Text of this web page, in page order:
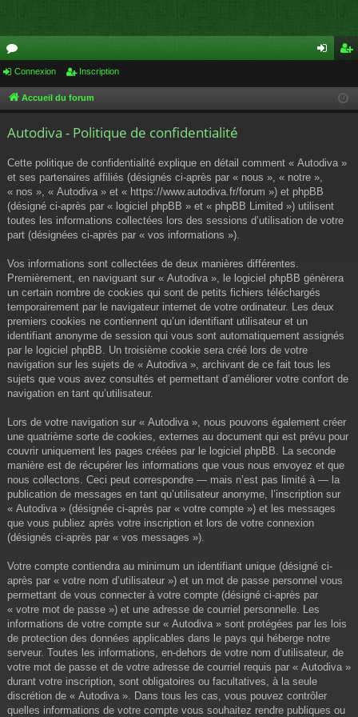
or
u cri
Connexion Inscription
Accueil du forum
Autodiva - Politique de confidentialité
Cette politique de confidentialité explique en détail comment « Autodiva »
et ses partenaires affiliés (désignés ci-après par « nous », « notre »,
« nos », « Autodiva » et « https://www.autodiva.fr/forum ») et phpBB
(désigné ci-après par « logiciel phpBB » et « phpBB Limited ») utilisent
toutes les informations collectées lors des sessions d’utilisation de votre
part (désignées ci-après par « vos informations »).
Vos informations sont collectées de deux manières différentes.
Premièrement, en naviguant sur « Autodiva », le logiciel phpBB génèrera
un certain nombre de cookies qui sont de petits fichiers téléchargés
temporairement par le navigateur internet de votre ordinateur. Les deux
premiers cookies ne contiennent qu’un identifiant utilisateur et un
identifiant anonyme de session qui vous sont automatiquement assignés
par le logiciel phpBB. Un troisième cookie sera créé lors de votre
navigation sur les sujets de « Autodiva », archivant de ce fait tous les
sujets que vous avez consultés et permettant d’améliorer votre confort de
navigation en tant qu’utilisateur.
Lors de votre navigation sur « Autodiva », nous pouvons également créer
une quatrième sorte de cookies, externes au document qui est prévu pour
couvrir uniquement les pages créées par le logiciel phpBB. La seconde
manière est de récupérer les informations que vous nous envoyez et que
nous collectons. Ceci peut correspondre — mais n’est pas limité à — la
publication de messages en tant qu’utilisateur anonyme, l’inscription sur
« Autodiva » (désignée ci-après par « votre compte ») et les messages
que vous publiez après votre inscription et lors de votre connexion
(désignés ci-après par « vos messages »).
Votre compte contiendra au minimum un identifiant unique (désigné ci-
après par « votre nom d’utilisateur ») et un mot de passe personnel vous
permettant de vous connecter à votre compte (désigné ci-après par
« votre mot de passe ») et une adresse de courriel personnelle. Les
informations de votre compte sur « Autodiva » sont protégées par les lois
de protection des données applicables dans le pays qui héberge notre
serveur. Toutes les informations, en-dehors de votre nom d’utilisateur, de
votre mot de passe et de votre adresse de courriel requis par « Autodiva »
durant votre inscription, sont obligatoires ou facultatives, à la seule
discrétion de « Autodiva ». Dans tous les cas, vous pouvez contrôler
quelles informations de votre compte vous souhaitez rendre publiques ou